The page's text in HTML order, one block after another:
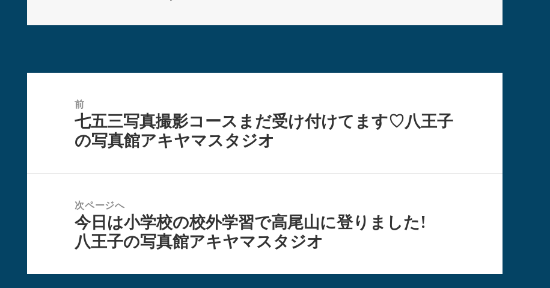
日:
者
ゴ
前
前
の
七五三写真撮影コースまだ受け付けてます♡八王子
の写真館アキヤマスタジオ
次ページへ
次
の
稿:
今日は小学校の校外学習で高尾山に登りました!
八王子の写真館アキヤマスタジオ